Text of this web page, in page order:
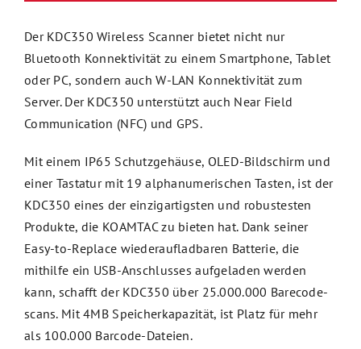
Der KDC350 Wireless Scanner bietet nicht nur
Bluetooth Konnektivität zu einem Smartphone, Tablet
oder PC, sondern auch W-LAN Konnektivität zum
Server. Der KDC350 unterstützt auch Near Field
Communication (NFC) und GPS.
Mit einem IP65 Schutzgehäuse, OLED-Bildschirm und
einer Tastatur mit 19 alphanumerischen Tasten, ist der
KDC350 eines der einzigartigsten und robustesten
Produkte, die KOAMTAC zu bieten hat. Dank seiner
Easy-to-Replace wiederaufladbaren Batterie, die
mithilfe ein USB-Anschlusses aufgeladen werden
kann, schafft der KDC350 über 25.000.000 Barecode-
scans. Mit 4MB Speicherkapazität, ist Platz für mehr
als 100.000 Barcode-Dateien.